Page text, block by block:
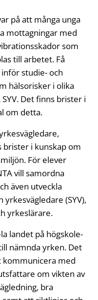
på att många unga
mottagningar med
som
till arbetet. Få
studie- och
hälsorisker i olika
Det finns brister i
om detta.
brister i kunskap om
För elever
vill samordna
även utveckla
(SYV),
yrkeslärare.
landet på högskole-
nämnda yrken. Det
med
om vikten av
bra